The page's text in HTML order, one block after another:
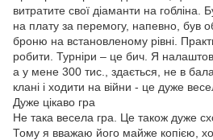
витратите свої діаманти на гобліна.
на плату за перемогу, напевно, був
броню на встановленому рівні.
робити. Турніри – це бич. Я
а у мене 300 тис., здається, не в
клані і ходити на війни - це дуже
Дуже цікаво гра
Не така весела гра. Це також дуже
Тому я вважаю його майже копією,